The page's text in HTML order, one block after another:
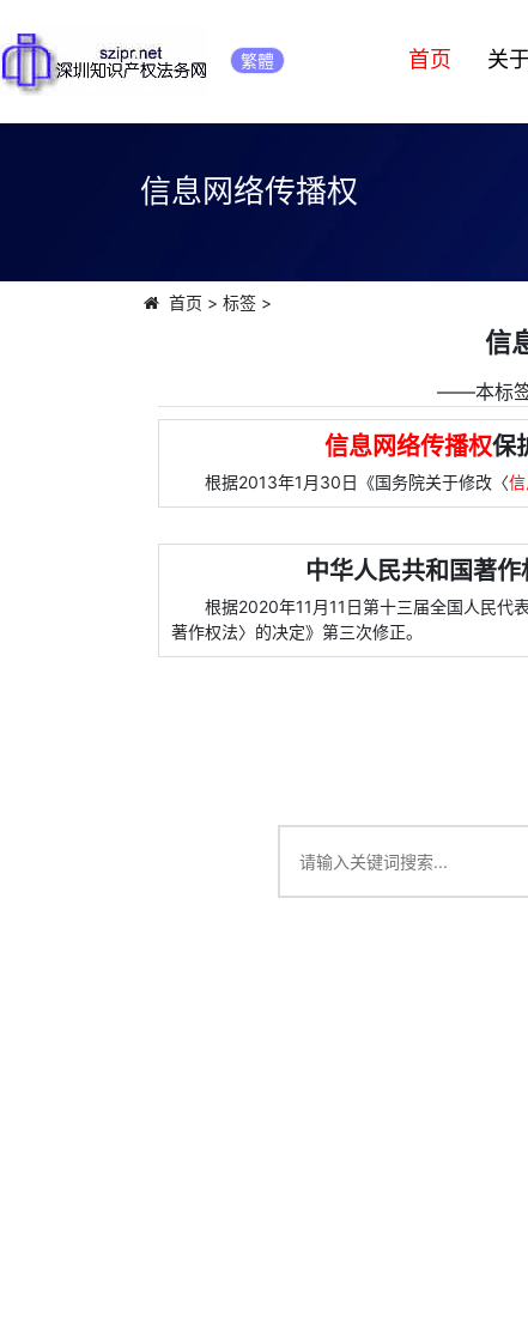
繁體 首页 关
信息网络传播权
首页 > 标签>
信
――本标
信息网络传播权保
根据2013年1月30日《国务院关于修改〈
中华人民共和国著
根据2020年11月11日第十三届全国人民代
著作权法〉的决定》第三次修正。